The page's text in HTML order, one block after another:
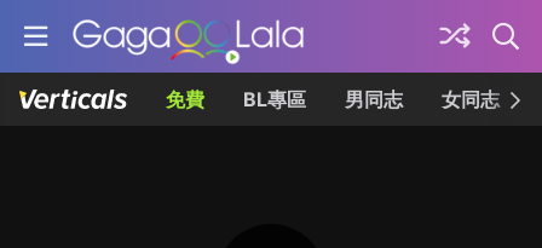
免費 BL專區 男同志 女同志